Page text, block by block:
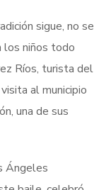
sigue, no se
los niños todo
Ríos, turista del
al municipio
una de sus
Ángeles